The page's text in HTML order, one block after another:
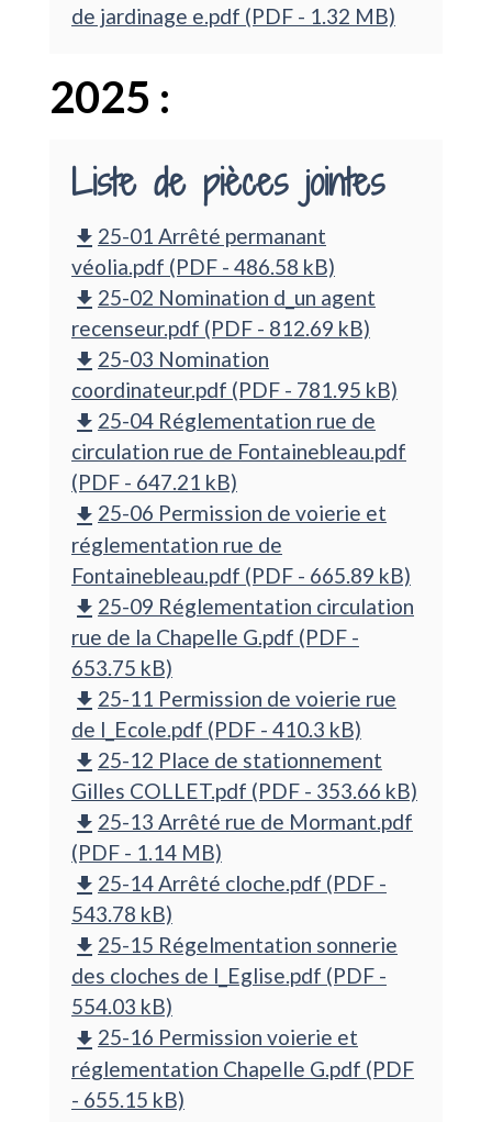
de jardinage e.pdf (PDF - 1.32 MB)
2025 :
Liste de pièces jointes
file_download 25-01 Arrêté permanant
véolia.pdf (PDF - 486.58 kB)
file_download 25-02 Nomination d_un agent
recenseur.pdf (PDF - 812.69 kB)
file_download 25-03 Nomination
coordinateur.pdf (PDF - 781.95 kB)
file_download 25-04 Réglementation rue de
circulation rue de Fontainebleau.pdf
(PDF - 647.21 kB)
file_download 25-06 Permission de voierie et
réglementation rue de
Fontainebleau.pdf (PDF - 665.89 kB)
file_download 25-09 Réglementation circulation
rue de la Chapelle G.pdf (PDF -
653.75 kB)
file_download 25-11 Permission de voierie rue
de l_Ecole.pdf (PDF - 410.3 kB)
file_download 25-12 Place de stationnement
Gilles COLLET.pdf (PDF - 353.66 kB)
file_download 25-13 Arrêté rue de Mormant.pdf
(PDF - 1.14 MB)
file_download 25-14 Arrêté cloche.pdf (PDF -
543.78 kB)
file_download 25-15 Régelmentation sonnerie
des cloches de l_Eglise.pdf (PDF -
554.03 kB)
file_download 25-16 Permission voierie et
réglementation Chapelle G.pdf (PDF
- 655.15 kB)